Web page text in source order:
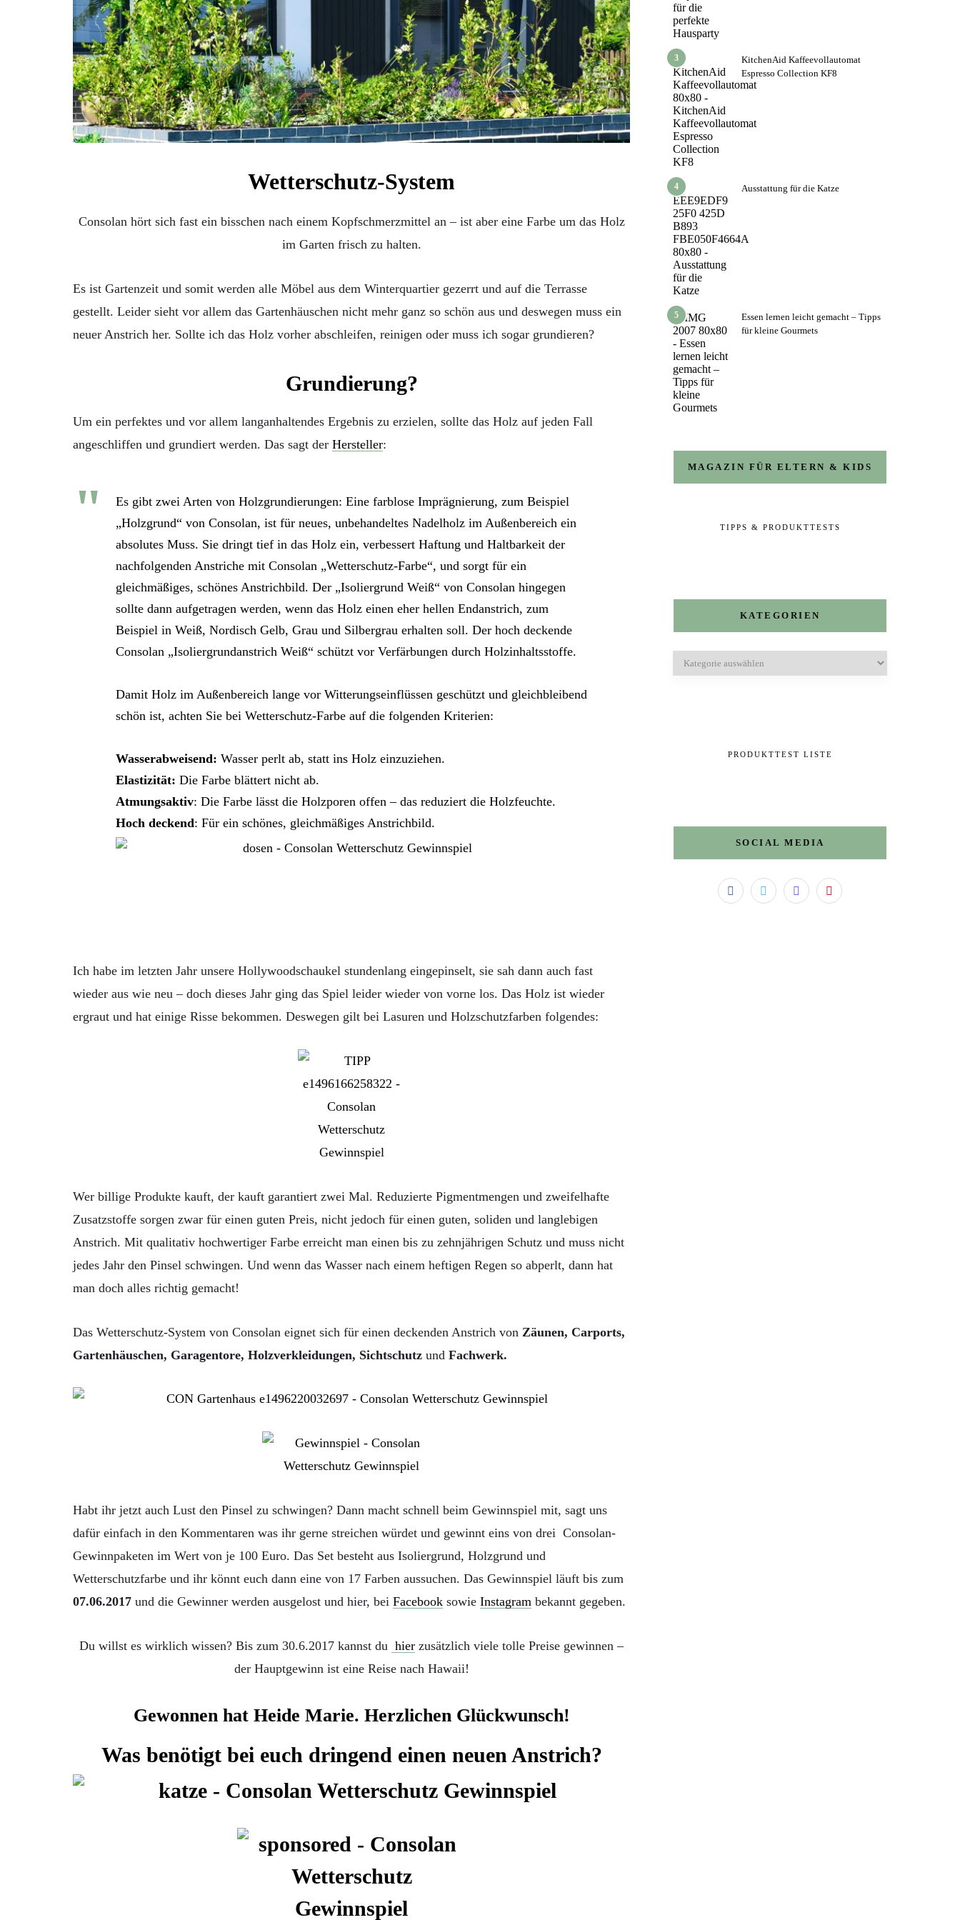
Wetterschutz-System
Consolan hört sich fast ein bisschen nach einem Kopfschmerzmittel an – ist aber eine Farbe um das Holz
im Garten frisch zu halten.
Es ist Gartenzeit und somit werden alle Möbel aus dem Winterquartier gezerrt und auf die Terrasse
gestellt. Leider sieht vor allem das Gartenhäuschen nicht mehr ganz so schön aus und deswegen muss ein
neuer Anstrich her. Sollte ich das Holz vorher abschleifen, reinigen oder muss ich sogar grundieren?
Grundierung?
Um ein perfektes und vor allem langanhaltendes Ergebnis zu erzielen, sollte das Holz auf jeden Fall
angeschliffen und grundiert werden. Das sagt der Hersteller:
Es gibt zwei Arten von Holzgrundierungen: Eine farblose Imprägnierung, zum Beispiel
„Holzgrund“ von Consolan, ist für neues, unbehandeltes Nadelholz im Außenbereich ein
absolutes Muss. Sie dringt tief in das Holz ein, verbessert Haftung und Haltbarkeit der
nachfolgenden Anstriche mit Consolan „Wetterschutz-Farbe“, und sorgt für ein
gleichmäßiges, schönes Anstrichbild. Der „Isoliergrund Weiß“ von Consolan hingegen
sollte dann aufgetragen werden, wenn das Holz einen eher hellen Endanstrich, zum
Beispiel in Weiß, Nordisch Gelb, Grau und Silbergrau erhalten soll. Der hoch deckende
Consolan „Isoliergrundanstrich Weiß“ schützt vor Verfärbungen durch Holzinhaltsstoffe.
Damit Holz im Außenbereich lange vor Witterungseinflüssen geschützt und gleichbleibend
schön ist, achten Sie bei Wetterschutz-Farbe auf die folgenden Kriterien:
Wasserabweisend: Wasser perlt ab, statt ins Holz einzuziehen.
Elastizität: Die Farbe blättert nicht ab.
Atmungsaktiv: Die Farbe lässt die Holzporen offen – das reduziert die Holzfeuchte.
Hoch deckend: Für ein schönes, gleichmäßiges Anstrichbild.
Ich habe im letzten Jahr unsere Hollywoodschaukel stundenlang eingepinselt, sie sah dann auch fast
wieder aus wie neu – doch dieses Jahr ging das Spiel leider wieder von vorne los. Das Holz ist wieder
ergraut und hat einige Risse bekommen. Deswegen gilt bei Lasuren und Holzschutzfarben folgendes:
Wer billige Produkte kauft, der kauft garantiert zwei Mal. Reduzierte Pigmentmengen und zweifelhafte
Zusatzstoffe sorgen zwar für einen guten Preis, nicht jedoch für einen guten, soliden und langlebigen
Anstrich. Mit qualitativ hochwertiger Farbe erreicht man einen bis zu zehnjährigen Schutz und muss nicht
jedes Jahr den Pinsel schwingen. Und wenn das Wasser nach einem heftigen Regen so abperlt, dann hat
man doch alles richtig gemacht!
Das Wetterschutz-System von Consolan eignet sich für einen deckenden Anstrich von Zäunen, Carports,
Gartenhäuschen, Garagentore, Holzverkleidungen, Sichtschutz und Fachwerk.
Habt ihr jetzt auch Lust den Pinsel zu schwingen? Dann macht schnell beim Gewinnspiel mit, sagt uns
dafür einfach in den Kommentaren was ihr gerne streichen würdet und gewinnt eins von drei Consolan-
Gewinnpaketen im Wert von je 100 Euro. Das Set besteht aus Isoliergrund, Holzgrund und
Wetterschutzfarbe und ihr könnt euch dann eine von 17 Farben aussuchen. Das Gewinnspiel läuft bis zum
07.06.2017 und die Gewinner werden ausgelost und hier, bei Facebook sowie Instagram bekannt gegeben.
Du willst es wirklich wissen? Bis zum 30.6.2017 kannst du hier zusätzlich viele tolle Preise gewinnen –
der Hauptgewinn ist eine Reise nach Hawaii!
Gewonnen hat Heide Marie. Herzlichen Glückwunsch!
Was benötigt bei euch dringend einen neuen Anstrich?
3
KitchenAid Kaffeevollautomat
Espresso Collection KF8
4 Ausstattung für die Katze
5
Essen lernen leicht gemacht – Tipps
für kleine Gourmets
MAGAZIN FÜR ELTERN & KIDS
TIPPS & PRODUKTTESTS
KATEGORIEN
PRODUKTTEST LISTE
SOCIAL MEDIA